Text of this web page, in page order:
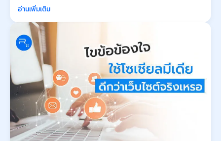
อ่านเพิ่มเติม